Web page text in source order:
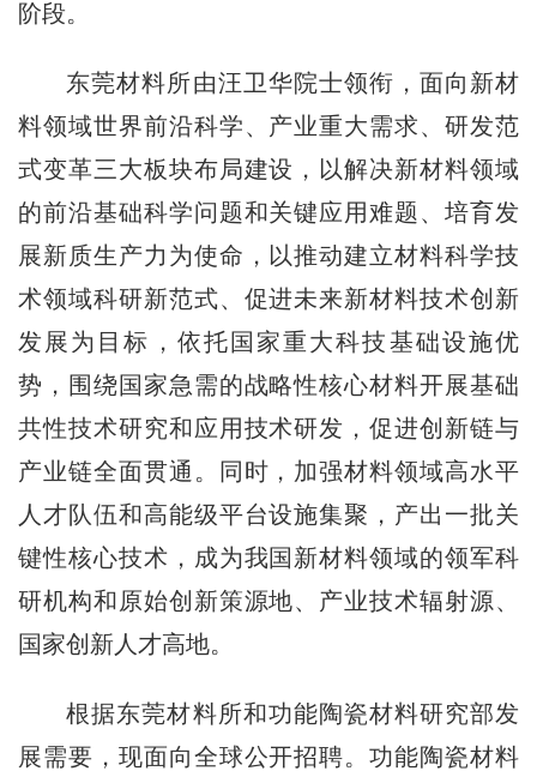
阶段。
东莞材料所由汪卫华院士领衔，面向新材
料领域世界前沿科学、产业重大需求、研发范
式变革三大板块布局建设，以解决新材料领域
的前沿基础科学问题和关键应用难题、培育发
展新质生产力为使命，以推动建立材料科学技
术领域科研新范式、促进未来新材料技术创新
发展为目标，依托国家重大科技基础设施优
势，围绕国家急需的战略性核心材料开展基础
共性技术研究和应用技术研发，促进创新链与
产业链全面贯通。同时，加强材料领域高水平
人才队伍和高能级平台设施集聚，产出一批关
键性核心技术，成为我国新材料领域的领军科
研机构和原始创新策源地、产业技术辐射源、
国家创新人才高地。
根据东莞材料所和功能陶瓷材料研究部发
展需要，现面向全球公开招聘。功能陶瓷材料